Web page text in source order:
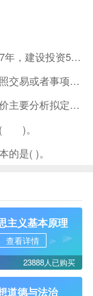
某建设项目建设期3年，生产经营期17年，建设投资5500万元
我国《企业会计准则》规定，企业按照交易或者事项的经济特征确定
对于非经营性技术方案，经济效果评价主要分析拟定方案的( )。
( )。
的是( )。
主义基本原理
查看详情
23888人已购买
道德与法治